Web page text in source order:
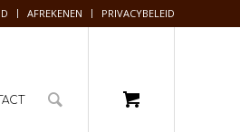
AFREKENEN PRIVACYBELEID